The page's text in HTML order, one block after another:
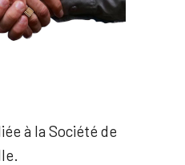
à la Société de